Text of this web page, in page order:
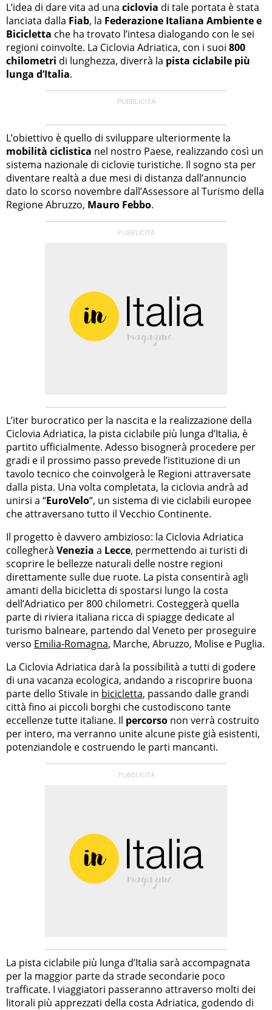
L’idea di dare vita ad una ciclovia di tale portata è stata
lanciata dalla Fiab, la Federazione Italiana Ambiente e
Bicicletta che ha trovato l’intesa dialogando con le sei
regioni coinvolte. La Ciclovia Adriatica, con i suoi 800
chilometri di lunghezza, diverrà la pista ciclabile più
lunga d’Italia.
L’obiettivo è quello di sviluppare ulteriormente la
mobilità ciclistica nel nostro Paese, realizzando così un
sistema nazionale di ciclovie turistiche. Il sogno sta per
diventare realtà a due mesi di distanza dall’annuncio
dato lo scorso novembre dall’Assessore al Turismo della
Regione Abruzzo, Mauro Febbo.
L’iter burocratico per la nascita e la realizzazione della
Ciclovia Adriatica, la pista ciclabile più lunga d’Italia, è
partito ufficialmente. Adesso bisognerà procedere per
gradi e il prossimo passo prevede l’istituzione di un
tavolo tecnico che coinvolgerà le Regioni attraversate
dalla pista. Una volta completata, la ciclovia andrà ad
unirsi a “EuroVelo“, un sistema di vie ciclabili europee
che attraversano tutto il Vecchio Continente.
Il progetto è davvero ambizioso: la Ciclovia Adriatica
collegherà Venezia a Lecce, permettendo ai turisti di
scoprire le bellezze naturali delle nostre regioni
direttamente sulle due ruote. La pista consentirà agli
amanti della bicicletta di spostarsi lungo la costa
dell’Adriatico per 800 chilometri. Costeggerà quella
parte di riviera italiana ricca di spiagge dedicate al
turismo balneare, partendo dal Veneto per proseguire
verso Emilia-Romagna, Marche, Abruzzo, Molise e Puglia.
La Ciclovia Adriatica darà la possibilità a tutti di godere
di una vacanza ecologica, andando a riscoprire buona
parte dello Stivale in bicicletta, passando dalle grandi
città fino ai piccoli borghi che custodiscono tante
eccellenze tutte italiane. Il percorso non verrà costruito
per intero, ma verranno unite alcune piste già esistenti,
potenziandole e costruendo le parti mancanti.
La pista ciclabile più lunga d’Italia sarà accompagnata
per la maggior parte da strade secondarie poco
trafficate. I viaggiatori passeranno attraverso molti dei
litorali più apprezzati della costa Adriatica, godendo di